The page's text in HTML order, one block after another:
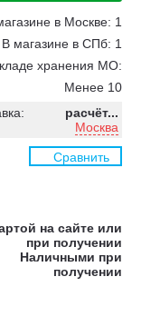
в Москве: 1
В магазине в СПб: 1
хранения МО:
Менее 10
расчёт...
Москва
Сравнить